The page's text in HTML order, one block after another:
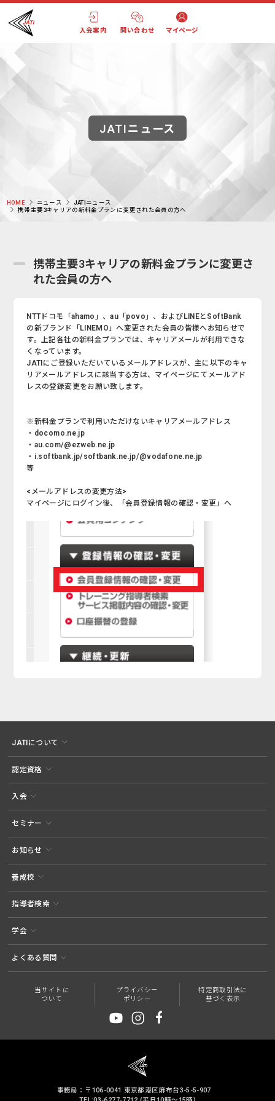
入会案内 問い合わせ マイページ
JATIニュース
HOME ニュース
JATIニュース
携帯主要3キャリアの新料金プランに変更された会員の方へ
携帯主要3キャリアの新料金プランに変更さ
れた会員の方へ
NTTドコモ「ahamo」、au「povo」、およびLINEとSoftBank
の新ブランド「LINEMO」へ変更された会員の皆様へお知らせで
す。上記各社の新料金プランでは、キャリアメールが利用できな
くなっています。
JATIにご登録いただいているメールアドレスが、主に以下のキャ
リアメールアドレスに該当する方は、マイページにてメールアド
レスの登録変更をお願い致します。
※新料金プランで利用いただけないキャリアメールアドレス
・docomo.ne.jp
・au.com/@ezweb.ne.jp
・i.softbank.jp/softbank.ne.jp/@vodafone.ne.jp
等
<メールアドレスの変更方法>
マイページにログイン後、「会員登録情報の確認・変更」へ
JATIについて
認定資格
入会
セミナー
お知らせ
養成校
指導者検索
学会
よくある質問
当サイトに
ついて
プライバシー
ポリシー
特定商取引法に
基づく表示
事務局：〒106-0041 東京都港区麻布台3-5-5-907